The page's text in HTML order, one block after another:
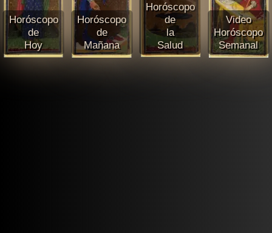
Horóscopo
de
Hoy
Horóscopo
de
Mañana
Horóscopo
de
la
Salud
Video
Horóscopo
Semanal